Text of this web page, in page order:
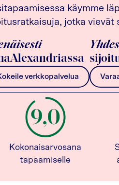
käymme
jotka vievät
verkkopalvelua
Kokonaisarvosana
tapaamiselle